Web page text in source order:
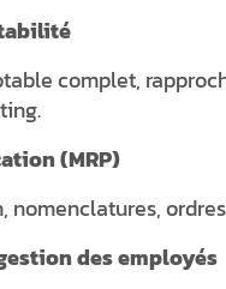
complet,
(MRP)
nomenclatures,
des employés